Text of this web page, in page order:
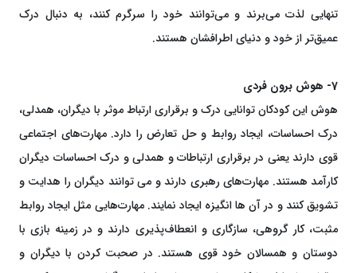
تنهایی لذت می‌برند و می‌توانند خود را سرگرم کنند، به دنبال درک
عمیق‌تر از خود و دنیای اطرافشان هستند.
7- هوش برون فردی
هوش این کودکان توانایی درک و برقراری ارتباط موثر با دیگران، همدلی،
درک احساسات، ایجاد روابط و حل تعارض را دارد. مهارت‌های اجتماعی
قوی دارند یعنی در برقراری ارتباطات و همدلی و درک احساسات دیگران
کارآمد هستند. مهارت‌های رهبری دارند و می توانند دیگران را هدایت و
تشویق کنند و در آن ها انگیزه ایجاد نمایند. مهارت‌هایی مثل ایجاد روابط
مثبت، کار گروهی، سازگاری و انعطاف‌پذیری دارند و در زمینه بازی با
دوستان و همسالان خود قوی هستند. در صحبت کردن با دیگران و